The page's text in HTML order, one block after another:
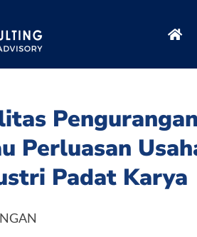
Perluasan
Padat Karya